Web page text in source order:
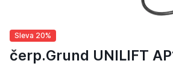
Sleva 20%
čerp.Grund UNILIFT